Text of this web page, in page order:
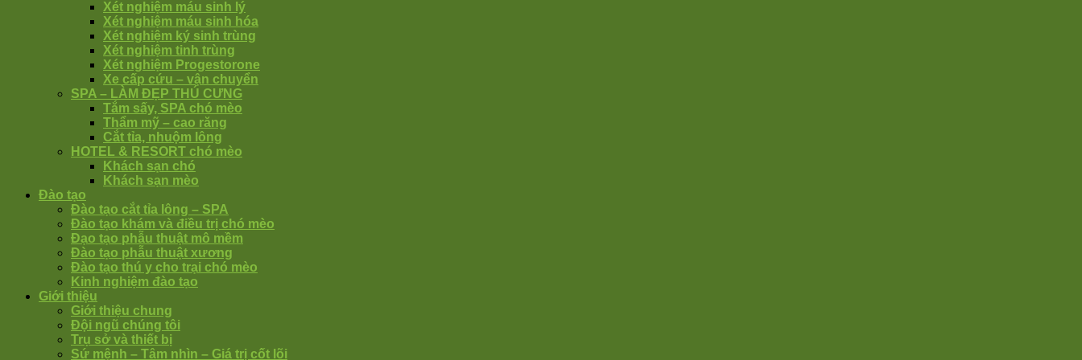
Xét nghiệm máu sinh lý
Xét nghiệm máu sinh hóa
Xét nghiệm ký sinh trùng
Xét nghiệm tinh trùng
Xét nghiệm Progestorone
Xe cấp cứu – vận chuyển
SPA – LÀM ĐẸP THÚ CƯNG
Tắm sấy, SPA chó mèo
Thẩm mỹ – cao răng
Cắt tỉa, nhuộm lông
HOTEL & RESORT chó mèo
Khách sạn chó
Khách sạn mèo
Đào tạo
Đào tạo cắt tỉa lông – SPA
Đào tạo khám và điều trị chó mèo
Đạo tạo phẫu thuật mô mềm
Đào tạo phẫu thuật xương
Đào tạo thú y cho trại chó mèo
Kinh nghiệm đào tạo
Giới thiệu
Giới thiệu chung
Đội ngũ chúng tôi
Trụ sở và thiết bị
Sứ mệnh – Tâm nhìn – Giá trị cốt lõi